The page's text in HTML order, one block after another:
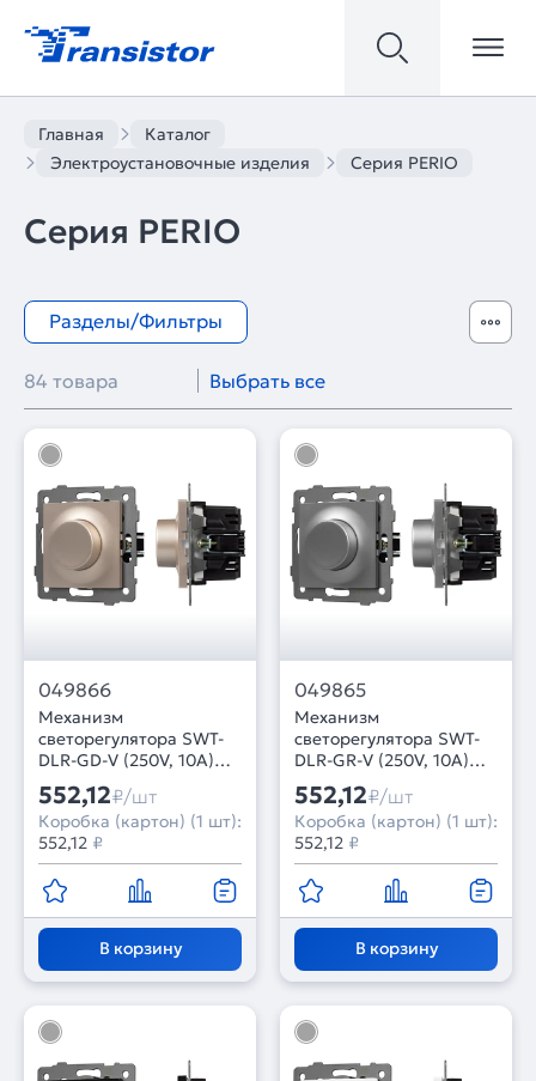
Главная
Каталог
Электроустановочные изделия
Серия PERIO
Серия PERIO
Разделы/Фильтры
84 товара Выбрать все
049866
Механизм
светорегулятора SWT-
DLR-GD-V (250V, 10A)
(Arlight, -)
552,12₽/шт
Коробка (картон) (1 шт):
552,12 ₽
В корзину
049865
Механизм
светорегулятора SWT-
DLR-GR-V (250V, 10A)
(Arlight, -)
552,12₽/шт
Коробка (картон) (1 шт):
552,12 ₽
В корзину